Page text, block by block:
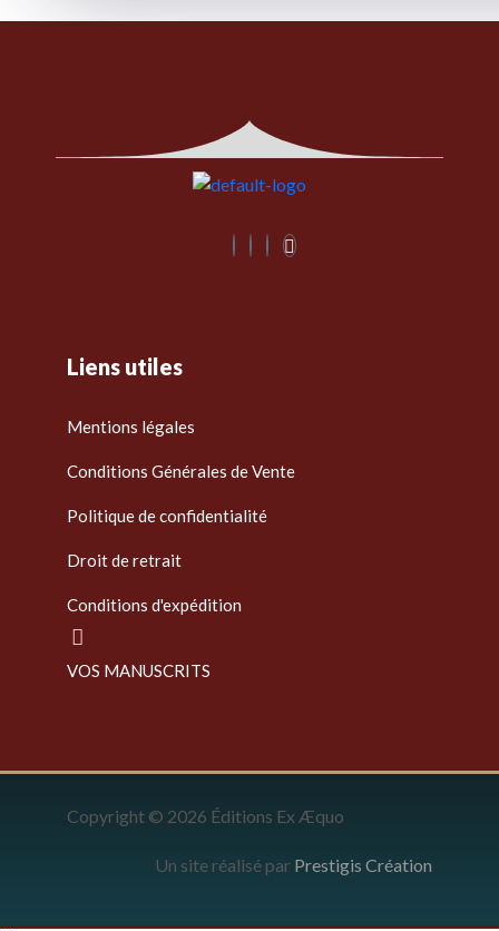
Liens utiles
Mentions légales
Conditions Générales de Vente
Politique de confidentialité
Droit de retrait
Conditions d'expédition
VOS MANUSCRITS
Copyright © 2026 Éditions Ex Æquo
Un site réalisé par Prestigis Création